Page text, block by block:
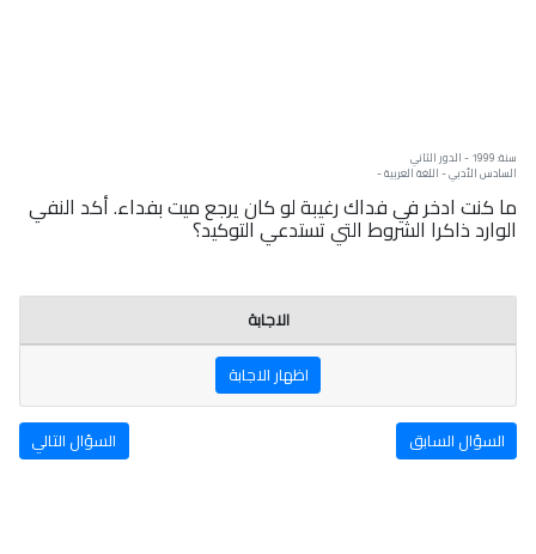
سنة: 1999 - الدور الثاني
السادس الأدبي - اللغة العربية -
ما كنت ادخر في فداك رغيبة لو كان يرجع ميت بفداء. أكد النفي
الوارد ذاكرا الشروط التي تستدعي التوكيد؟
الاجابة
اظهار الاجابة
السؤال السابق السؤال التالي